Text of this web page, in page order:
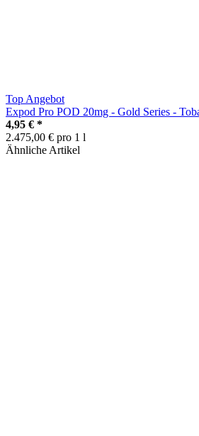
Top Angebot
Expod Pro POD 20mg - Gold Series -
4,95 € *
2.475,00 € pro 1 l
Ähnliche Artikel